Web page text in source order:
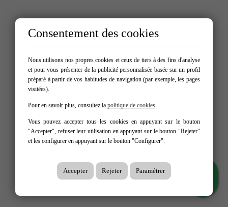
Consentement des cookies
Nous utilisons nos propres cookies et ceux de tiers à des fins d'analyse
et pour vous présenter de la publicité personnalisée basée sur un profil
préparé à partir de vos habitudes de navigation (par exemple, les pages
visitées).
Pour en savoir plus, consultez la politique de cookies.
Vous pouvez accepter tous les cookies en appuyant sur le bouton
"Accepter", refuser leur utilisation en appuyant sur le bouton "Rejeter"
et les configurer en appuyant sur le bouton "Configurer".
Accepter Rejeter Paramétrer